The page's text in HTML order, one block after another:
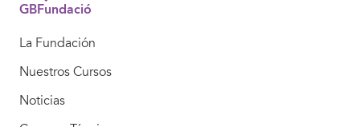
GBFundació
La Fundación
Nuestros Cursos
Noticias